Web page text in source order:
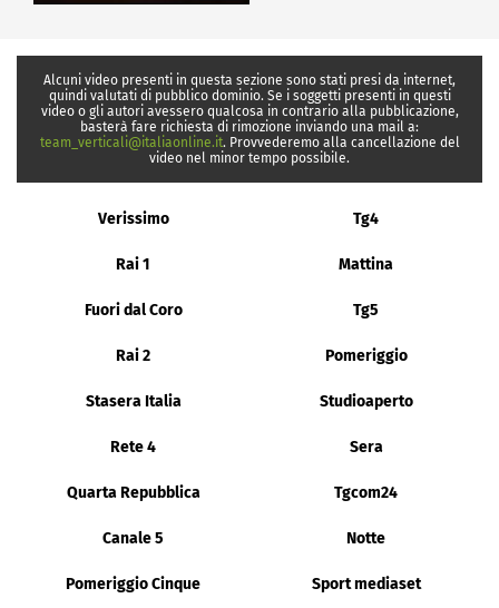
Alcuni video presenti in questa sezione sono stati presi da internet,
quindi valutati di pubblico dominio. Se i soggetti presenti in questi
video o gli autori avessero qualcosa in contrario alla pubblicazione,
basterà fare richiesta di rimozione inviando una mail a:
team_verticali@italiaonline.it. Provvederemo alla cancellazione del
video nel minor tempo possibile.
Verissimo Tg4
Rai 1 Mattina
Fuori dal Coro Tg5
Rai 2 Pomeriggio
Stasera Italia Studioaperto
Rete 4 Sera
Quarta Repubblica Tgcom24
Canale 5 Notte
Pomeriggio Cinque Sport mediaset